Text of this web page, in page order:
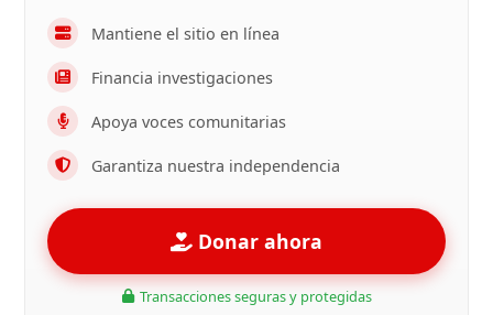
Mantiene el sitio en línea
Financia investigaciones
Apoya voces comunitarias
Garantiza nuestra independencia
Donar ahora
Transacciones seguras y protegidas